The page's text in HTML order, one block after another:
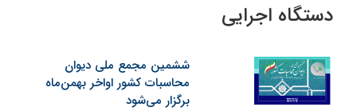
دستگاه اجرایی
ششمین مجمع ملی دیوان
محاسبات کشور اواخر بهمن‌ماه
برگزار می‌شود